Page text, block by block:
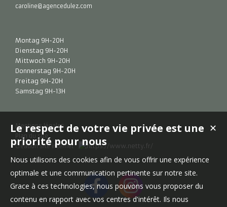
caroline@agencedulez.com
Montag 9H-20H
Dienstag 9H-20H
Mittwoch 9H-20H
Donnerstag 9H-20H
Freitag 9H-20H
Samstag 9H-13H
Mentions légales
Plan du site
Création site internet
✕
Le respect de votre vie privée est une
priorité pour nous
Nous utilisons des cookies afin de vous offrir une expérience
optimale et une communication pertinente sur notre site.
Grace à ces technologies, nous pouvons vous proposer du
contenu en rapport avec vos centres d'intérêt. Ils nous